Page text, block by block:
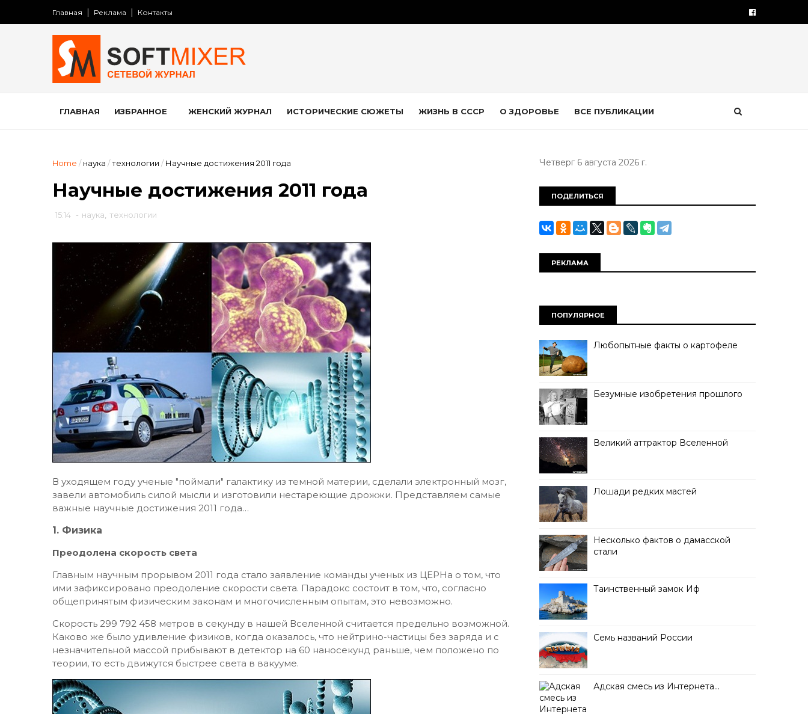
Главная Реклама Контакты
ГЛАВНАЯ ИЗБРАННОЕ ЖЕНСКИЙ ЖУРНАЛ ИСТОРИЧЕСКИЕ СЮЖЕТЫ ЖИЗНЬ В СССР О ЗДОРОВЬЕ ВСЕ ПУБЛИКАЦИИ
Home / наука /технологии / Научные достижения 2011 года
Научные достижения 2011 года
15:14 - наука технологии
В уходящем году ученые "поймали" галактику из темной материи, сделали электронный мозг,
завели автомобиль силой мысли и изготовили нестареющие дрожжи. Представляем самые
важные научные достижения 2011 года…
1. Физика
Преодолена скорость света
Главным научным прорывом 2011 года стало заявление команды ученых из ЦЕРНа о том, что
ими зафиксировано преодоление скорости света. Парадокс состоит в том, что, согласно
общепринятым физическим законам и многочисленным опытам, это невозможно.
Скорость 299 792 458 метров в секунду в нашей Вселенной считается предельно возможной.
Каково же было удивление физиков, когда оказалось, что нейтрино-частицы без заряда и с
незначительной массой прибывают в детектор на 60 наносекунд раньше, чем положено по
теории, то есть движутся быстрее света в вакууме.
Четверг 6 августа 2026 г.
ПОДЕЛИТЬСЯ
РЕКЛАМА
ПОПУЛЯРНОЕ
Любопытные факты о картофеле
Безумные изобретения прошлого
Великий аттрактор Вселенной
Лошади редких мастей
Несколько фактов о дамасской
стали
Таинственный замок Иф
Семь названий России
Адская смесь из Интернета…